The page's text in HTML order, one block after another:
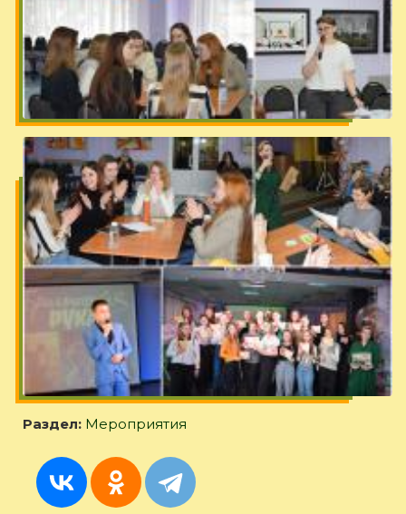
Раздел: Мероприятия